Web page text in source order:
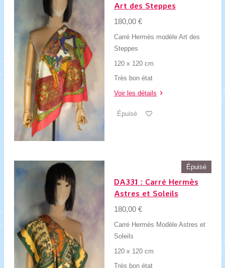
Art des Steppes
180,00 €
Carré Hermès modèle Art des
Steppes
120 x 120 cm
Très bon état
Voir les détails
Épuisé
Épuisé
DA331 : Carré Hermès
Astres et Soleils
180,00 €
Carré Hermès Modèle Astres et
Soleils
120 x 120 cm
Très bon état